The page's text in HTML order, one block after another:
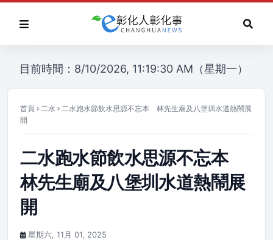
目前時間：8/10/2026, 11:19:30 AM（星期一）
首頁 二水
二水跑水節飲水思源不忘本 林先生廟及八堡圳水道熱鬧展
開
二水跑水節飲水思源不忘本
林先生廟及八堡圳水道熱鬧展
開
星期六, 11月 01, 2025